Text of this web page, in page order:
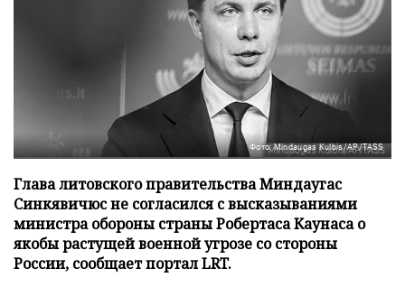
Фото: Mindaugas Kulbis/AP/TASS
Глава литовского правительства Миндаугас
Синкявичюс не согласился с высказываниями
министра обороны страны Робертаса Каунаса о
якобы растущей военной угрозе со стороны
России, сообщает портал LRT.